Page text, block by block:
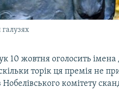
10 жовтня оголосить імена
торік ця премія не
Нобелівського комітету